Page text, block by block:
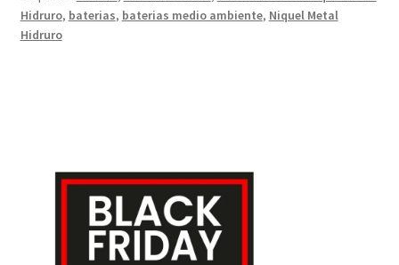
Hidruro, baterias, baterias medio ambiente, Niquel Metal
Hidruro